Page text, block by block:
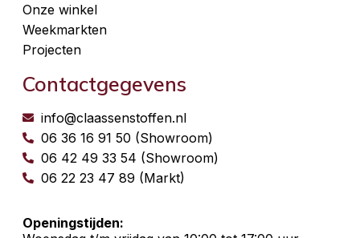
Onze winkel
Weekmarkten
Projecten
Contactgegevens
info@claassenstoffen.nl
06 36 16 91 50 (Showroom)
06 42 49 33 54 (Showroom)
06 22 23 47 89 (Markt)
Openingstijden: